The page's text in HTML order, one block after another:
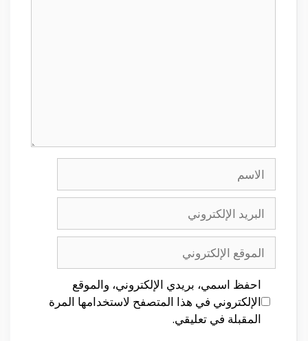
الإلكتروني
الإلكتروني
احفظ اسمي، بريدي الإلكتروني، والموقع
الإلكتروني في هذا المتصفح لاستخدامها المرة
المقبلة في تعليقي.